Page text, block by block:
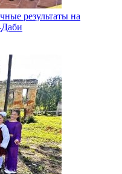
результаты на